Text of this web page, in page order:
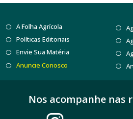
A Folha Agrícola
Políticas Editoriais
Envie Sua Matéria
Anuncie Conosco
Nos acompanhe nas